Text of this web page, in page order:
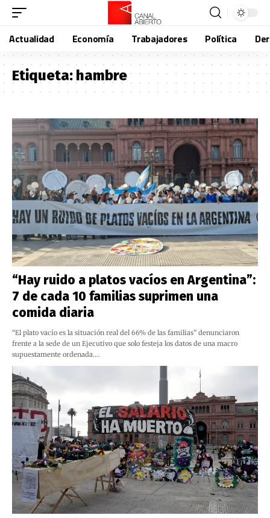
Actualidad Economía Trabajadores Política
Etiqueta:hambre
“Hay ruido a platos vacíos en Argentina”:
7 de cada 10 familias suprimen una
comida diaria
“El plato vacío es la situación real del 66% de las familias” denunciaron
frente a la sede de un Ejecutivo que solo festeja los datos de una macro
supuestamente ordenada.…